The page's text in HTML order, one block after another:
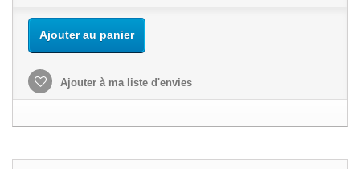
Ajouter au panier
Ajouter à ma liste d'envies